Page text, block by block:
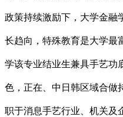
政策持续激励下，大学金融
长趋向，特殊教育是大学最
学该专业结业生兼具手艺功
色，正在、中日韩区域合做
职于消息手艺行业、机关及